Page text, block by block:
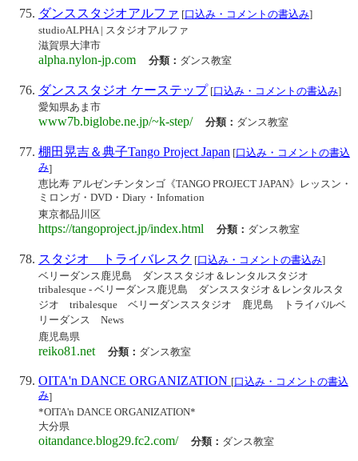
ダンススタジオアルファ [口込み・コメントの書込み]
studioALPHA | スタジオアルファ
滋賀県大津市
alpha.nylon-jp.com 分類： ダンス教室
ダンススタジオ ケーステップ [口込み・コメントの書込み]
愛知県あま市
www7b.biglobe.ne.jp/~k-step/ 分類： ダンス教室
棚田晃吉＆典子Tango Project Japan [口込み・コメントの書込
み]
恵比寿 アルゼンチンタンゴ《TANGO PROJECT JAPAN》レッスン・
ミロンガ・DVD・Diary・Infomation
東京都品川区
https://tangoproject.jp/index.html 分類： ダンス教室
スタジオ トライバレスク [口込み・コメントの書込み]
ベリーダンス鹿児島 ダンススタジオ＆レンタルスタジオ
tribalesque - ベリーダンス鹿児島 ダンススタジオ＆レンタルスタ
ジオ tribalesque ベリーダンススタジオ 鹿児島 トライバルベ
リーダンス News
鹿児島県
reiko81.net 分類： ダンス教室
OITA'n DANCE ORGANIZATION [口込み・コメントの書込
み]
*OITA'n DANCE ORGANIZATION*
大分県
oitandance.blog29.fc2.com/ 分類： ダンス教室